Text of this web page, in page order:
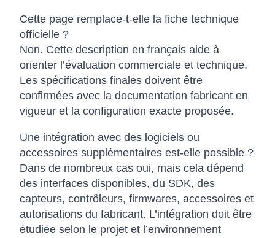
Cette page remplace-t-elle la fiche technique
officielle ?
Non. Cette description en français aide à
orienter l’évaluation commerciale et technique.
Les spécifications finales doivent être
confirmées avec la documentation fabricant en
vigueur et la configuration exacte proposée.
Une intégration avec des logiciels ou
accessoires supplémentaires est-elle possible ?
Dans de nombreux cas oui, mais cela dépend
des interfaces disponibles, du SDK, des
capteurs, contrôleurs, firmwares, accessoires et
autorisations du fabricant. L’intégration doit être
étudiée selon le projet et l’environnement